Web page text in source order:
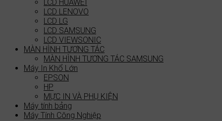
LCD HUAWEI
LCD LENOVO
LCD LG
LCD SAMSUNG
LCD VIEWSONIC
MÀN HÌNH TƯƠNG TÁC
MÀN HÌNH TƯƠNG TÁC SAMSUNG
Máy In Khổ Lớn
EPSON
HP
MỰC IN VÀ PHỤ KIỆN
Máy tính bảng
Máy Tính Công Nghiệp